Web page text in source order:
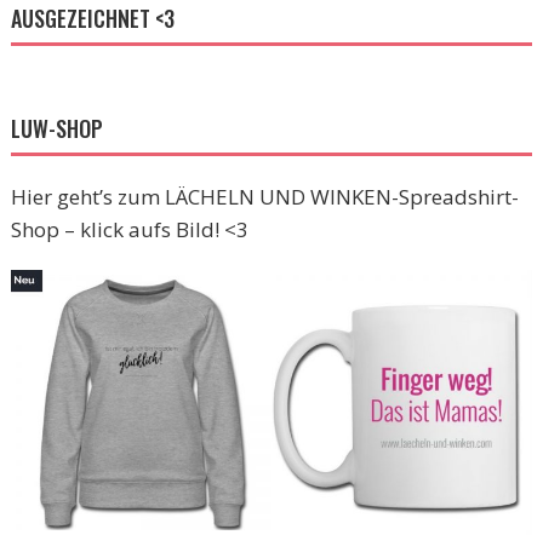
AUSGEZEICHNET <3
LUW-SHOP
Hier geht’s zum LÄCHELN UND WINKEN-Spreadshirt-
Shop – klick aufs Bild! <3